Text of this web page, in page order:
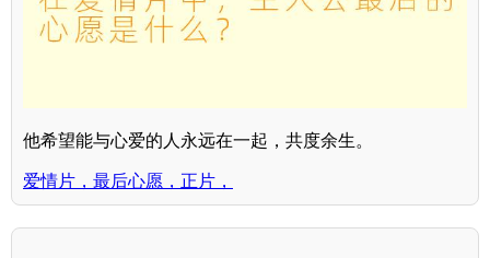
他希望能与心爱的人永远在一起，共度余生。
爱情片，最后心愿，正片，